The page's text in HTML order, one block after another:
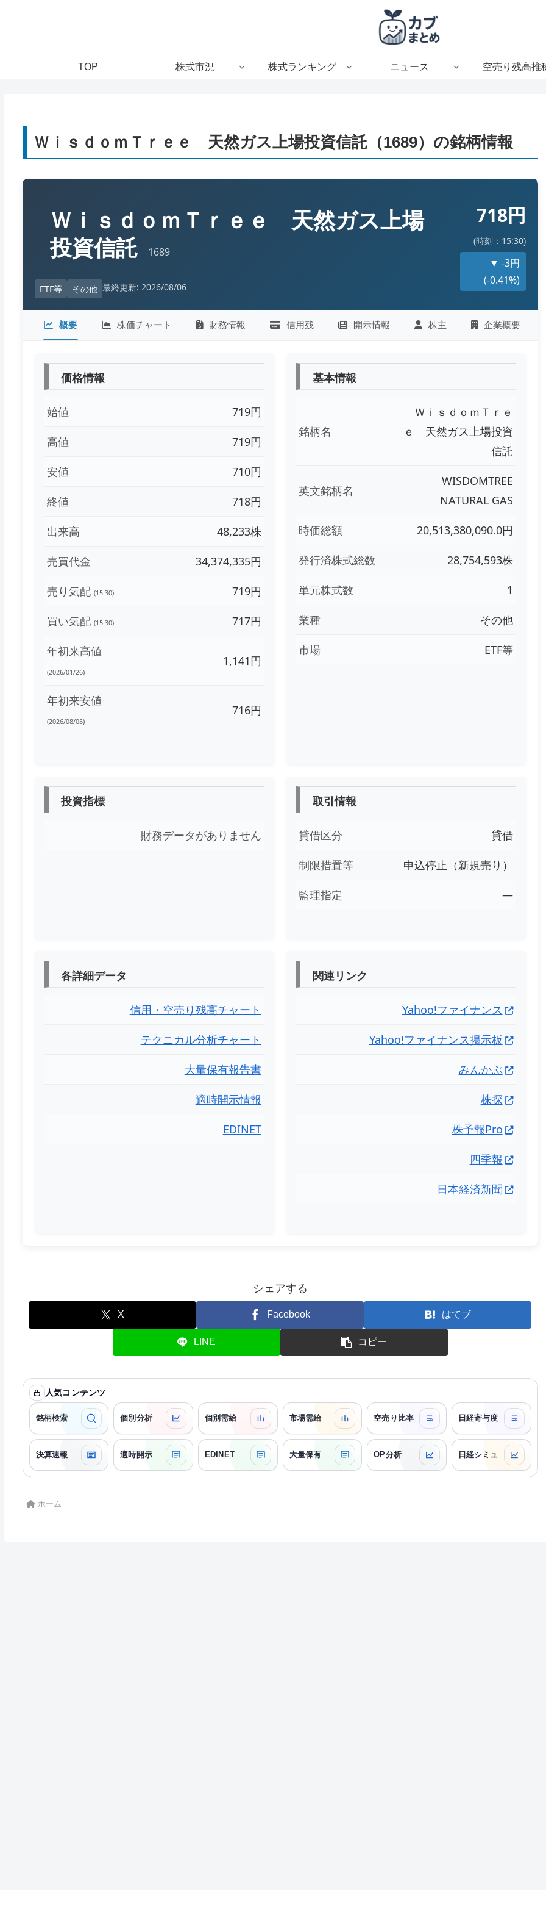
TOP 株式市況 株式ランキング ニュース 空売り残高推
ＷｉｓｄｏｍＴｒｅｅ 天然ガス上場投資信託（1689）の銘柄情報
ＷｉｓｄｏｍＴｒｅｅ 天然ガス上場
投資信託
1689
ETF等 その他 最終更新: 2026/08/06
718円
(時刻：15:30)
▼ -3円
(-0.41%)
概要 株価チャート 財務情報 信用残 開示情報 株主 企業概要
価格情報
始値 719円
高値 719円
安値 710円
終値 718円
出来高 48,233株
売買代金 34,374,335円
売り気配 (15:30) 719円
買い気配 (15:30) 717円
年初来高値
(2026/01/26)
1,141円
年初来安値
(2026/08/05)
716円
基本情報
銘柄名
ＷｉｓｄｏｍＴｒｅ
ｅ 天然ガス上場投資
信託
英文銘柄名
WISDOMTREE
NATURAL GAS
時価総額 20,513,380,090.0円
発行済株式総数 28,754,593株
単元株式数 1
業種 その他
市場 ETF等
投資指標
財務データがありません
取引情報
貸借区分 貸借
制限措置等 申込停止（新規売り）
監理指定 ―
各詳細データ
信用・空売り残高チャート
テクニカル分析チャート
大量保有報告書
適時開示情報
EDINET
関連リンク
Yahoo!ファイナンス
Yahoo!ファイナンス掲示板
みんかぶ
株探
株予報Pro
四季報
日本経済新聞
シェアする
X Facebook はてブ
LINE コピー
人気コンテンツ
銘柄検索 個別分析 個別需給 市場需給 空売り比率 日経寄与度
決算速報 適時開示 EDINET 大量保有 OP分析 日経シミュ
ホーム